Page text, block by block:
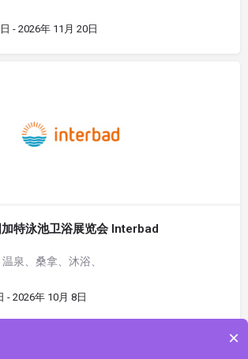
- 2026年 11月 20日
特泳池卫浴展览会 Interbad
泉、桑拿、沐浴、
- 2026年 10月 8日
×